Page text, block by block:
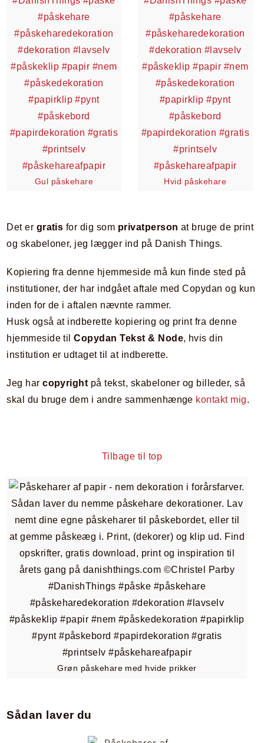
Gul påskehare Hvid påskehare
Det er gratis for dig som privatperson at bruge de print
og skabeloner, jeg lægger ind på Danish Things.
Kopiering fra denne hjemmeside må kun finde sted på
institutioner, der har indgået aftale med Copydan og kun
inden for de i aftalen nævnte rammer.
Husk også at indberette kopiering og print fra denne
hjemmeside tilCopydan Tekst & Node, hvis din
institution er udtaget til at indberette.
Jeg harcopyright på tekst, skabeloner og billeder, så
skal du bruge dem i andre sammenhænge kontakt mig.
Tilbage til top
Grøn påskehare med hvide prikker
Sådan laver du